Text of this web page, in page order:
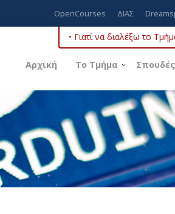
OpenCourses ΔΙΑΣ
• Γιατί να διαλέξω το
Αρχική Το Τμήμα Σπουδές